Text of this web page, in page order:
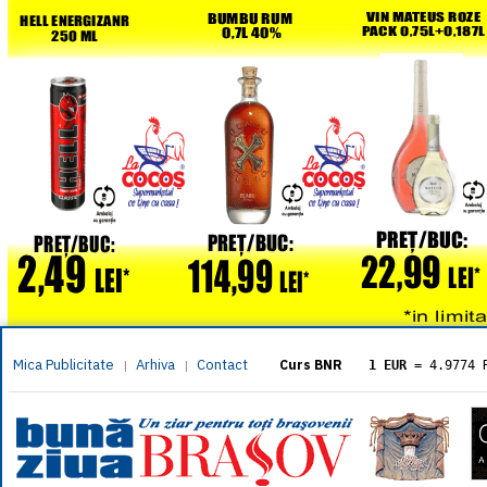
Mica Publicitate | Arhiva | Contact Curs BNR 1 EUR = 4.9774
= 5.8304
1 XAU= 464.4611
1 AED= 1.1933
1 AUD= 2.7957
1 BGN= 2.5449